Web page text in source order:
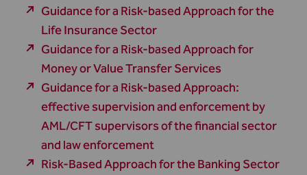
Guidance for a Risk-based Approach for the
Life Insurance Sector
Guidance for a Risk-based Approach for
Money or Value Transfer Services
Guidance for a Risk-based Approach:
effective supervision and enforcement by
AML/CFT supervisors of the financial sector
and law enforcement
Risk-Based Approach for the Banking Sector